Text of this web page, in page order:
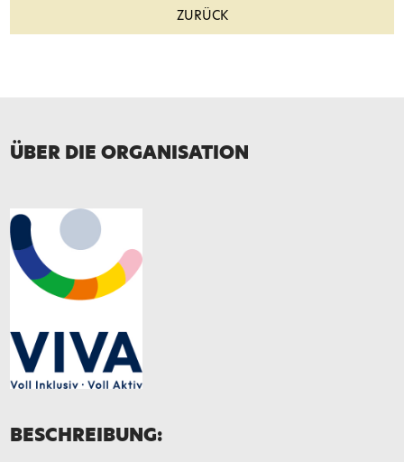
Telefon
Nachricht*
ZURÜCK
ÜBER DIE ORGANISATION
BESCHREIBUNG: